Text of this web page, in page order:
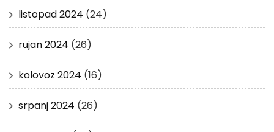
listopad 2024 (24)
rujan 2024 (26)
kolovoz 2024 (16)
srpanj 2024 (26)